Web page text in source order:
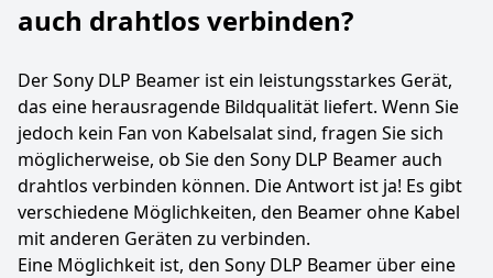
auch drahtlos verbinden?
Der Sony DLP Beamer ist ein leistungsstarkes Gerät,
das eine herausragende Bildqualität liefert. Wenn Sie
jedoch kein Fan von Kabelsalat sind, fragen Sie sich
möglicherweise, ob Sie den Sony DLP Beamer auch
drahtlos verbinden können. Die Antwort ist ja! Es gibt
verschiedene Möglichkeiten, den Beamer ohne Kabel
mit anderen Geräten zu verbinden.
Eine Möglichkeit ist, den Sony DLP Beamer über eine